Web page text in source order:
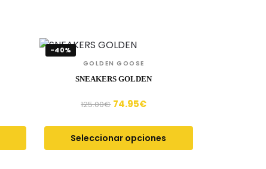
-40%
GOLDEN GOOSE
SNEAKERS GOLDEN
125.00€ 74.95€
Seleccionar opciones